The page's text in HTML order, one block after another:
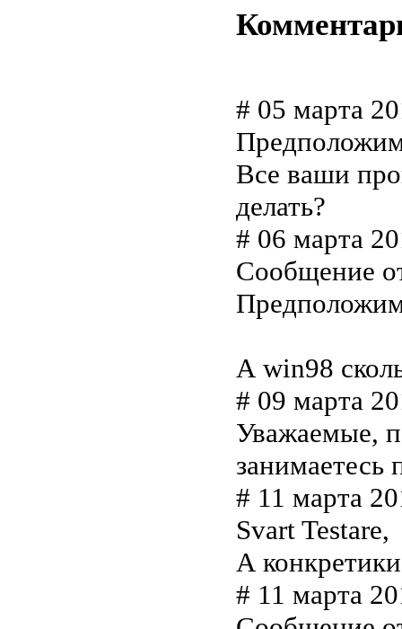
# 05 марта
Все ваши
делать?
# 06 марта
Сообщение
А win98
# 09 марта
Уважаемые,
занимаетесь
# 11 марта
Svart Testare,
А
# 11 марта